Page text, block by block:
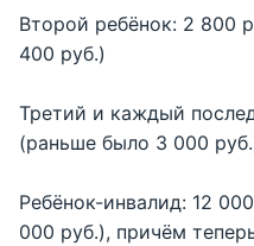
Второй ребёнок: 2 800
400 руб.)
Третий и каждый
(раньше было 3 000
Ребёнок-инвалид: 12
000 руб.), причём